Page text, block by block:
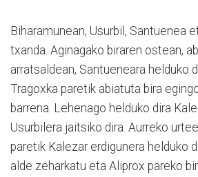
Biharamunean, Usurbil, Santuenea
txanda. Aginagako biraren ostean,
arratsaldean, Santueneara helduko
Tragoxka paretik abiatuta bira
barrena. Lehenago helduko dira
Usurbilera jaitsiko dira. Aurreko
paretik Kalezar erdigunera helduko
alde zeharkatu eta Aliprox pareko